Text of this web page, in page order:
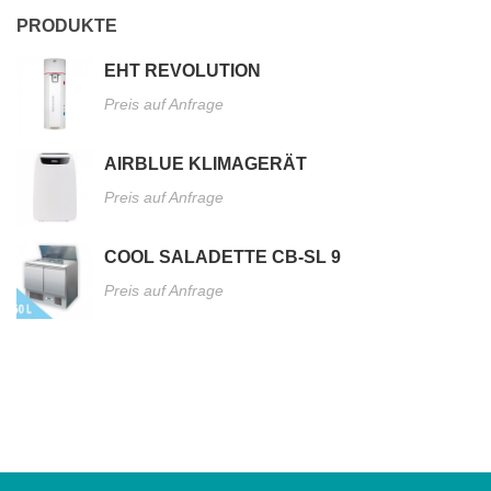
PRODUKTE
EHT REVOLUTION
Preis auf Anfrage
AIRBLUE KLIMAGERÄT
Preis auf Anfrage
COOL SALADETTE CB-SL 9
Preis auf Anfrage